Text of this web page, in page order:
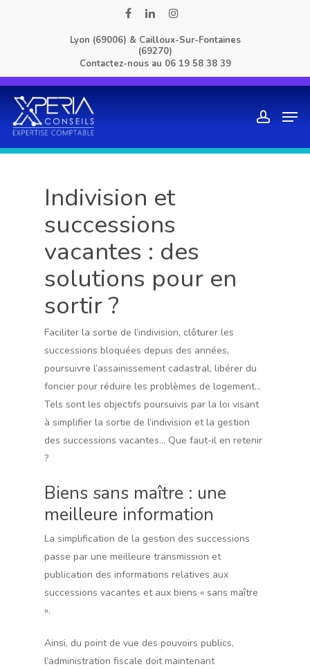
facebooklinkedininstagram
Lyon (69006) & Cailloux-Sur-Fontaines
(69270)
Contactez-nous au 06 19 58 38 39
Indivision et
successions
vacantes : des
solutions pour en
sortir ?
Faciliter la sortie de l’indivision, clôturer les
successions bloquées depuis des années,
poursuivre l’assainissement cadastral, libérer du
foncier pour réduire les problèmes de logement…
Tels sont les objectifs poursuivis par la loi visant
à simplifier la sortie de l’indivision et la gestion
des successions vacantes… Que faut-il en retenir
?
Biens sans maître : une
meilleure information
La simplification de la gestion des successions
passe par une meilleure transmission et
publication des informations relatives aux
successions vacantes et aux biens « sans maître
».
Ainsi, du point de vue des pouvoirs publics,
l’administration fiscale doit maintenant